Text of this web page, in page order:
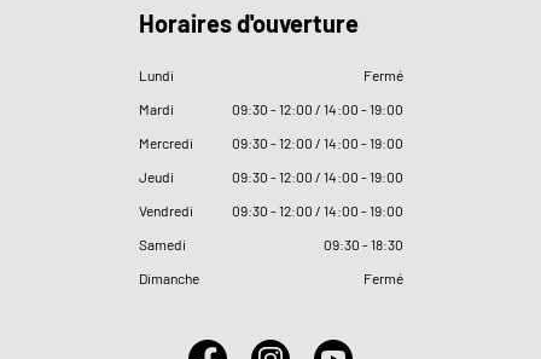
Horaires d'ouverture
Lundi
Fermé
Mardi
09:30 - 12:00 / 14:00 - 19:00
Mercredi
09:30 - 12:00 / 14:00 - 19:00
Jeudi
09:30 - 12:00 / 14:00 - 19:00
Vendredi
09:30 - 12:00 / 14:00 - 19:00
Samedi
09:30 - 18:30
Dimanche
Fermé